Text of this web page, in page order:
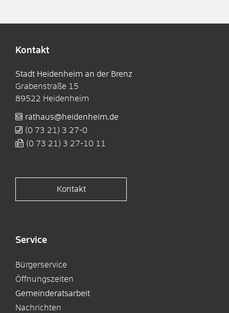
Kontakt
Stadt Heidenheim an der Brenz
Grabenstraße 15
89522 Heidenheim
rathaus@heidenheim.de
(0 73 21) 3 27-0
(0 73 21) 3 27-10 11
Kontakt
Service
Bürgerservice
Öffnungszeiten
Gemeinderatsarbeit
Nachrichten